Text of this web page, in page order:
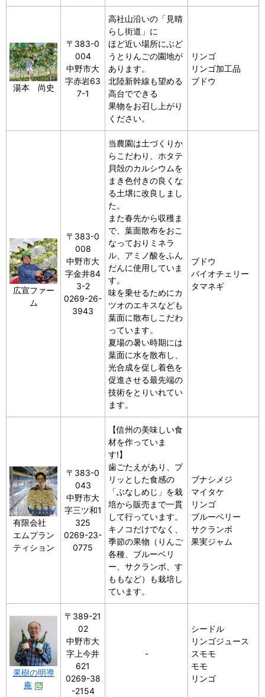
湯本 尚史
〒383-0
004
中野市大
字赤岩63
7-1
高社山沿いの「見晴
らし街道」に
ほど近い場所にぶど
うとりんごの園地が
あります。
北陸新幹線も望める
高台でできる
果物をお召し上がり
ください。
リンゴ
リンゴ加工品
ブドウ
広宣ファー
ム
〒383-0
008
中野市大
字金井84
3-2
0269-26-
3943
当農園は土づくりか
らこだわり、ホタテ
貝殻のカルシウムを
まき色付きの良くな
る土壌に改良しまし
た。
また春先から収穫ま
で、葉面散布をおこ
なっておりミネラ
ル、アミノ酸をふん
だんに使用していま
す。
味を乗せるためにカ
ツオのエキスなども
葉面に散布しこだわ
っています。
夏場の暑い時期には
葉面に水を散布し、
光合成を促し着色を
促進させる最先端の
技術をとりいれてい
ます。
ブドウ
バイオチェリー
タマネギ
有限会社
エムプラン
ティション
〒383-0
043
中野市大
字三ツ和1
325
0269-23-
0775
【信州の美味しい食
材を作っていま
す!】
歯ごたえがあり、プ
リッとした食感の
「ぶなしめじ」を栽
培から販売まで一貫
して行っています。
キノコだけでなく、
季節の果物（りんご
各種、ブルーベリ
ー、サクランボ、す
ももなど）も栽培し
ています。
ブナシメジ
マイタケ
リンゴ
ブルーベリー
サクランボ
果実ジャム
果樹の明導
庵
〒389-21
02
中野市大
字上今井
621
0269-38
-2154
-
シードル
リンゴジュース
スモモ
モモ
リンゴ